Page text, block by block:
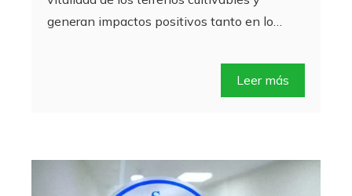
generan impactos positivos tanto en lo…
Leer más